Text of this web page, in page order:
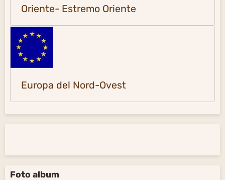
Oriente- Estremo Oriente
Europa del Nord-Ovest
Foto album